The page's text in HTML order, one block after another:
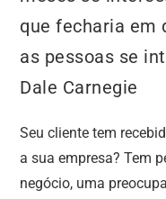
que fecharia em
as pessoas se
Dale Carnegie
Seu cliente tem
a sua empresa? Tem
negócio, uma